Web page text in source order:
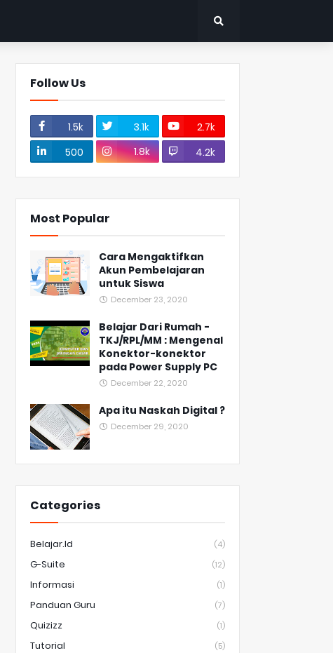
Follow Us
1.5k 3.1k
2.7k
500
1.8k 4.2k
Most Popular
Cara Mengaktifkan
Akun Pembelajaran
untuk Siswa
December 23, 2020
Belajar Dari Rumah -
TKJ/RPL/MM : Mengenal
Konektor-konektor
pada Power Supply PC
December 22, 2020
Apa itu Naskah Digital ?
December 29, 2020
Categories
Belajar.id (4)
G-Suite (12)
Informasi (1)
Panduan Guru (7)
Quizizz (1)
Tutorial (5)